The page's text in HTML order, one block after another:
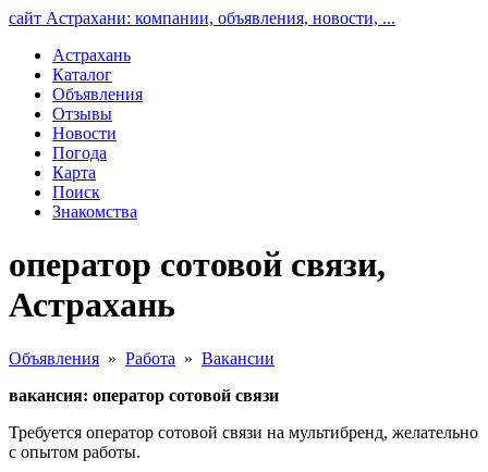
сайт Астрахани: компании, объявления, новости, ...
Астрахань
Каталог
Объявления
Отзывы
Новости
Погода
Карта
Поиск
Знакомства
оператор сотовой связи,
Астрахань
Объявления » Работа » Вакансии
вакансия: оператор сотовой связи
Требуется оператор сотовой связи на мультибренд, желательно
с опытом работы.